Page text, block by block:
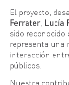
El proyecto,
Ferrater, Lucía
sido reconocido
representa una
interacción
públicos.
Nuestra